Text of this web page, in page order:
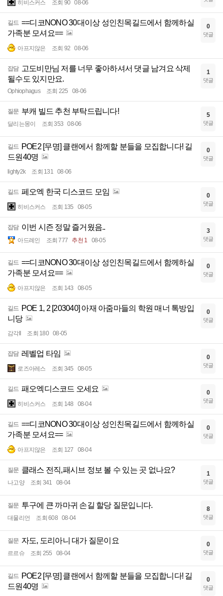
히비스커스 조회 90 08-06
길드 ==디코NONO 30대이상 성인친목길드에서 함께하실
가족분 모셔요==
아프지않은 조회 92 08-06
0
댓글
잡담 고도비만님 저를 너무 좋아하셔서 댓글 남겨요 삭제
될수도 있지만요.
Ophiophagus 조회 225 08-06
1
댓글
질문 부캐 빌드 추천 부탁드립니다!
달리는몽이 조회 353 08-06
5
댓글
길드 POE2 [무명] 클랜에서 함께할 분들을 모집합니다! 길
드원40명
lighty2k 조회 131 08-06
0
댓글
길드 페오엑 한국 디스코드 모임
히비스커스 조회 135 08-05
0
댓글
잡담 이번 시즌 정말 즐거웠음..
아드레인 조회 777 추천 1 08-05
3
댓글
길드 ==디코NONO 30대이상 성인친목길드에서 함께하실
가족분 모셔요==
아프지않은 조회 143 08-05
0
댓글
길드 POE 1, 2 [203040] 아재 아줌마들의 학원 매너 톡방입
니당
감각ll 조회 180 08-05
0
댓글
잡담 레벨업 타임
로즈아레스 조회 345 08-05
0
댓글
길드 패오엑디스코드 오세요
히비스커스 조회 148 08-04
0
댓글
길드 ==디코NONO 30대이상 성인친목길드에서 함께하실
가족분 모셔요==
아프지않은 조회 127 08-04
0
댓글
질문 클래스 전직,패시브 정보 볼 수 있는 곳 없나요?
나고양 조회 341 08-04
1
댓글
질문 투구에 큰 까마귀 손길 할당 질문입니다.
대물리언 조회 608 08-04
8
댓글
질문 자도, 도리아니 대가 질문이요
르르슈 조회 255 08-04
0
댓글
길드 POE2 [무명] 클랜에서 함께할 분들을 모집합니다! 길
드원40명
0
댓글